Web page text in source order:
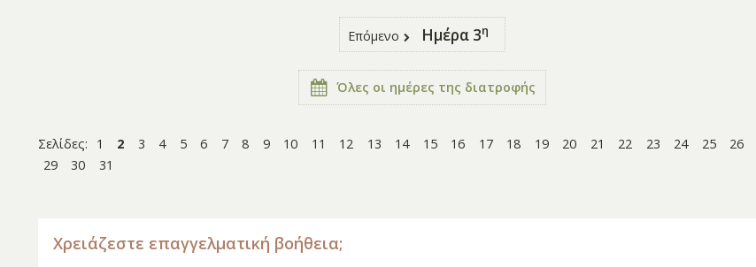
Επόμενο Ημέρα 3η
Όλες οι ημέρες της διατροφής
Σελίδες: 1 2 3 4 5 6 7 8 9 10 11 12 13 14 15 16 17 18 19 20 21 22 23 24 25 26
29
30 31
Χρειάζεστε επαγγελματική βοήθεια;